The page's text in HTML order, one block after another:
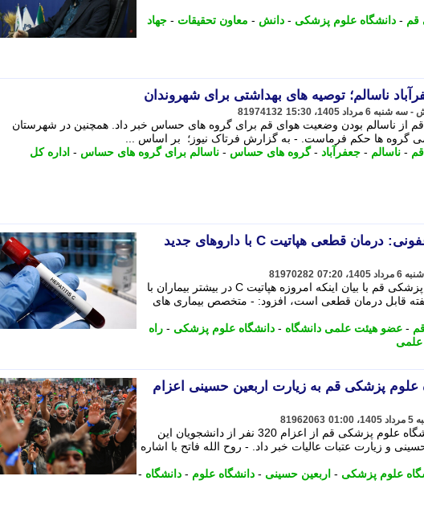
قم - دانشگاه علوم پزشکی - دانش - معاون تحقیقات - جهاد
ناسالم؛ توصیه های بهداشتی برای شهروندان
81974132
از ناسالم بودن وضعیت هوای قم برای گروه های حساس خبر داد. همچنین در شهرستان
گروه ها حکم فرماست. - به گزارش فرتاک نیوز؛ بر اساس ...
- ناسالم - جعفرآباد -گروه های حساس - ناسالم برای گروه های حساس - اداره کل
متخصص بیماری های عفونی: درمان قطعی هپاتیت C با داروهای جدید
81970282
عضو هیئت علمی دانشگاه علوم پزشکی قم با بیان اینکه امروزه هپاتیت C در بیشتر بیماران با
جدید در مدت 8 تا 12 هفته قابل درمان قطعی است، افزود: - متخصص بیماری های
- عضو هیئت علمی دانشگاه - دانشگاه علوم پزشکی - راه
علوم پزشکی قم به زیارت اربعین حسینی اعزام
81962063
معاون دانشجویی و فرهنگی دانشگاه علوم پزشکی قم از اعزام 320 نفر از دانشجویان این
و زیارت عتبات عالیات خبر داد. - روح الله فاتح با اشاره
علوم پزشکی - اربعین حسینی - دانشگاه علوم - دانشگاه -